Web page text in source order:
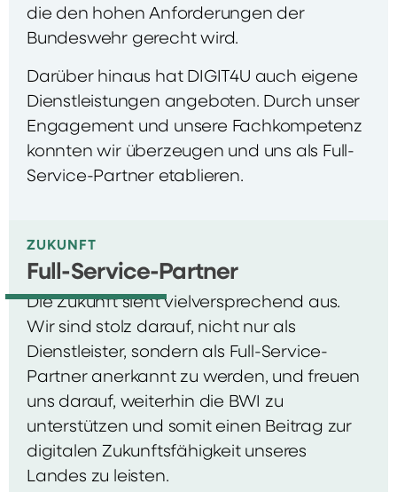
die den hohen Anforderungen der
Bundeswehr gerecht wird.
Darüber hinaus hat DIGIT4U auch eigene
Dienstleistungen angeboten. Durch unser
Engagement und unsere Fachkompetenz
konnten wir überzeugen und uns als Full-
Service-Partner etablieren.
ZUKUNFT
Full-Service-Partner
Die Zukunft sieht vielversprechend aus.
Wir sind stolz darauf, nicht nur als
Dienstleister, sondern als Full-Service-
Partner anerkannt zu werden, und freuen
uns darauf, weiterhin die BWI zu
unterstützen und somit einen Beitrag zur
digitalen Zukunftsfähigkeit unseres
Landes zu leisten.